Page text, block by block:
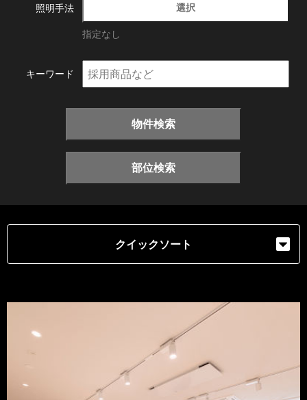
照明手法 選択
指定なし
キーワード
物件検索
部位検索
クイックソート